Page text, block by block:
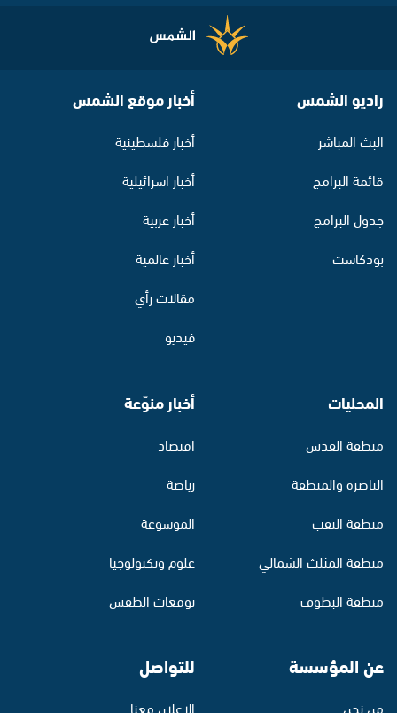
راديو الشمس
البث المباشر
قائمة البرامج
جدول البرامج
بودكاست
أخبار موقع الشمس
أخبار فلسطينية
أخبار اسرائيلية
أخبار عربية
أخبار عالمية
مقالات رأي
فيديو
المحليات
منطقة القدس
الناصرة والمنطقة
منطقة النقب
منطقة المثلث الشمالي
منطقة البطوف
أخبار منوّعة
اقتصاد
رياضة
الموسوعة
علوم وتكنولوجيا
توقعات الطقس
عن المؤسسة
من نحن
للتواصل
الإعلان معنا